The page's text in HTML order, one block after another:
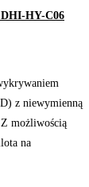
HY-C06
z niewymienną
możliwością
na